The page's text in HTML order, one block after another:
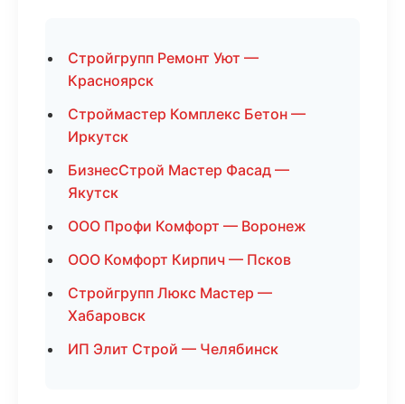
Стройгрупп Ремонт Уют —
Красноярск
Строймастер Комплекс Бетон —
Иркутск
БизнесСтрой Мастер Фасад —
Якутск
ООО Профи Комфорт — Воронеж
ООО Комфорт Кирпич — Псков
Стройгрупп Люкс Мастер —
Хабаровск
ИП Элит Строй — Челябинск